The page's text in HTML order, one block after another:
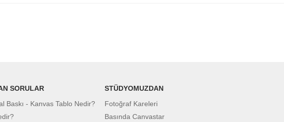
SORULAR
Baskı - Kanvas Tablo Nedir?
STÜDYOMUZDAN
Fotoğraf Kareleri
Basında Canvastar